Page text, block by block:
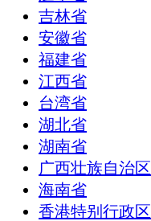
吉林省
安徽省
福建省
江西省
台湾省
湖北省
湖南省
广西壮族自治区
海南省
香港特别行政区